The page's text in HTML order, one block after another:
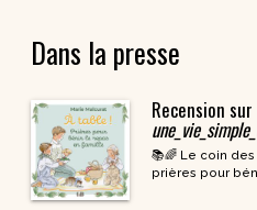
Dans la presse
Recension
📚🌈 Le coin
prières pour